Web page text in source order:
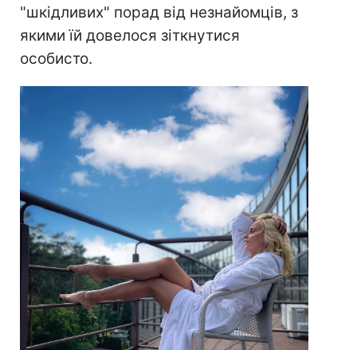
"шкідливих" порад від незнайомців, з
якими їй довелося зіткнутися
особисто.